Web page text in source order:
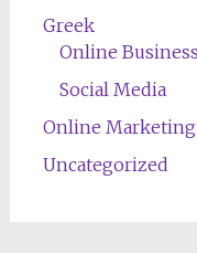
Greek
Online
Social Media
Online
Uncategorized